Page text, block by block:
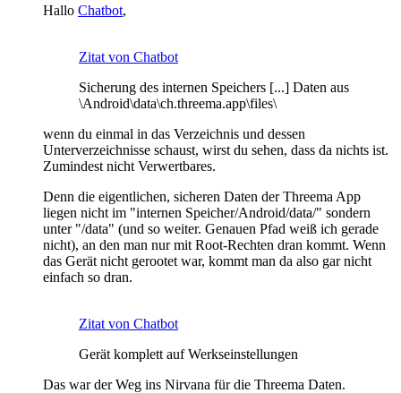
Hallo Chatbot,
Zitat von Chatbot
Sicherung des internen Speichers [...] Daten aus
\Android\data\ch.threema.app\files\
wenn du einmal in das Verzeichnis und dessen
Unterverzeichnisse schaust, wirst du sehen, dass da nichts ist.
Zumindest nicht Verwertbares.
Denn die eigentlichen, sicheren Daten der Threema App
liegen nicht im "internen Speicher/Android/data/" sondern
unter "/data" (und so weiter. Genauen Pfad weiß ich gerade
nicht), an den man nur mit Root-Rechten dran kommt. Wenn
das Gerät nicht gerootet war, kommt man da also gar nicht
einfach so dran.
Zitat von Chatbot
Gerät komplett auf Werkseinstellungen
Das war der Weg ins Nirvana für die Threema Daten.